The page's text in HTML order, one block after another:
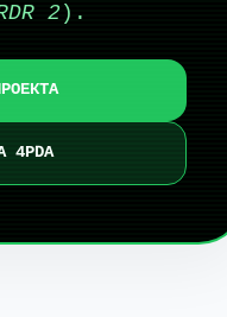
2).
4PDA